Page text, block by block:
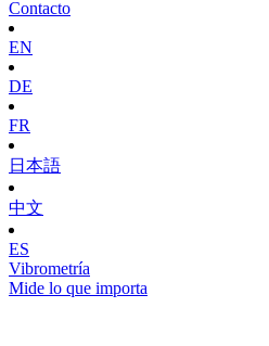
Contacto
EN
DE
FR
日本語
中文
ES
Vibrometría
Mide lo que importa